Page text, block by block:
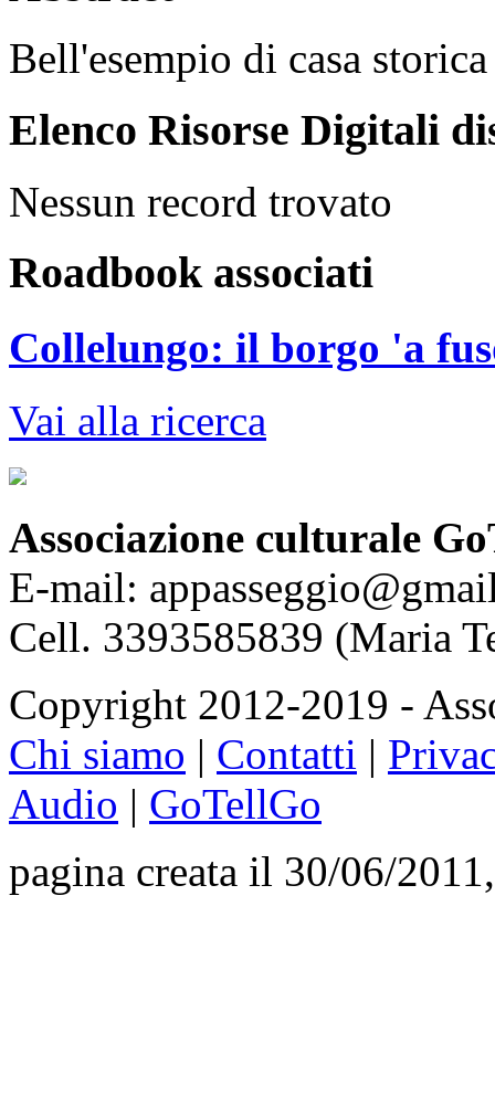
Bell'esempio di casa
Elenco Risorse Digitali
Nessun record trovato
Roadbook associati
Collelungo: il borgo 'a
Vai alla ricerca
Associazione culturale
E-mail:
Cell. 3393585839 (Maria
Copyright 2012-2019 -
Chi siamo | Contatti |
Audio | GoTellGo
pagina creata il 30/06/